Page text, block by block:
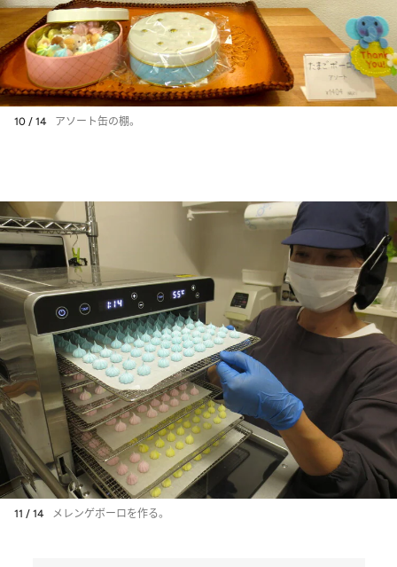
10 / 14 アソート缶の棚。
11 / 14 メレンゲボーロを作る。